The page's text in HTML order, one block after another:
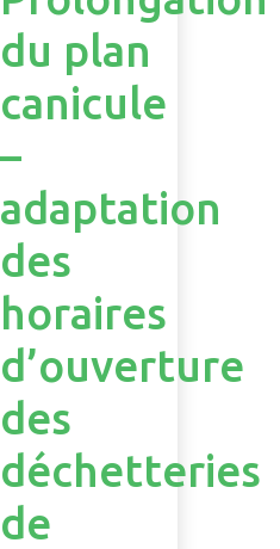
du plan
canicule
–
adaptation
des
horaires
d’ouverture
des
déchetteries
de